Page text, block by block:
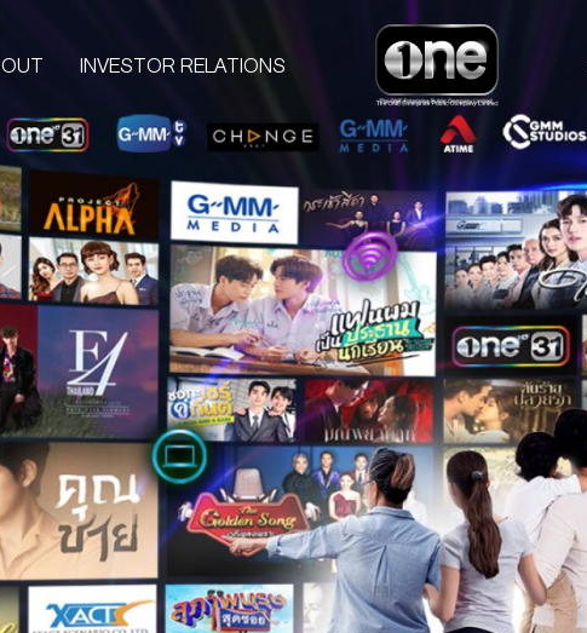
INVESTOR RELATIONS
CEO
CHART
COMPANIES
one31
GMM TV
CHANGE2561
GMM MEDIA
GMM STUDIOS
EXACT SCENARIO
ACTS STUDIO